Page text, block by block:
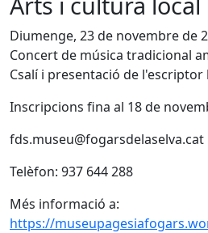
Diumenge, 23 de novembre de
Concert de música tradicional
Csalí i presentació de l'escriptor
Inscripcions fina al 18 de
fds.museu@fogarsdelaselva.cat
Telèfon: 937 644 288
Més informació a:
https://